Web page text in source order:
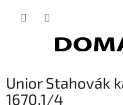
Unior Stahovák
1670.1/4